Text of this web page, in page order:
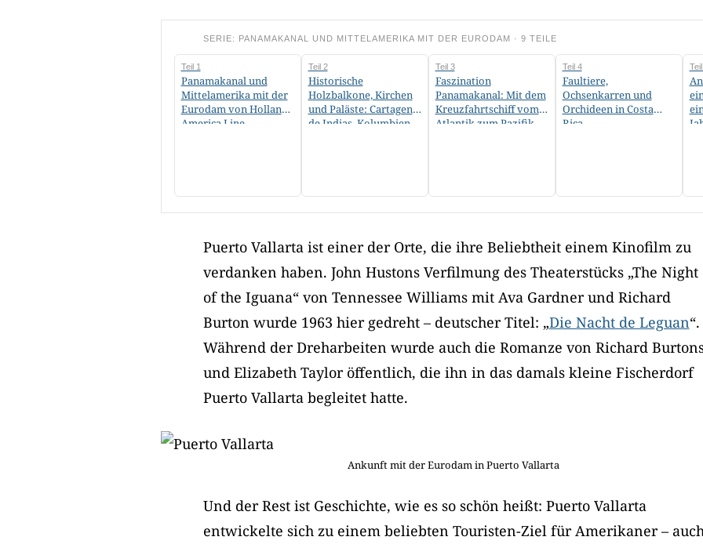
SERIE: PANAMAKANAL UND MITTELAMERIKA MIT DER EURODAM · 9 TEILE
Teil 1
Panamakanal und
Mittelamerika mit der
Eurodam von Holland
America Line
Teil 2
Historische
Holzbalkone, Kirchen
und Paläste: Cartagena
de Indias, Kolumbien
Teil 3
Faszination
Panamakanal: Mit dem
Kreuzfahrtschiff vom
Atlantik zum Pazifik
Teil 4
Faultiere,
Ochsenkarren und
Orchideen in Costa
Rica
Puerto Vallarta ist einer der Orte, die ihre Beliebtheit einem Kinofilm zu
verdanken haben. John Hustons Verfilmung des Theaterstücks „The Night
of the Iguana“ von Tennessee Williams mit Ava Gardner und Richard
Burton wurde 1963 hier gedreht – deutscher Titel: „Die Nacht de Leguan“.
Während der Dreharbeiten wurde auch die Romanze von Richard
und Elizabeth Taylor öffentlich, die ihn in das damals kleine Fischerdorf
Puerto Vallarta begleitet hatte.
Ankunft mit der Eurodam in Puerto Vallarta
Und der Rest ist Geschichte, wie es so schön heißt: Puerto Vallarta
entwickelte sich zu einem beliebten Touristen-Ziel für Amerikaner –